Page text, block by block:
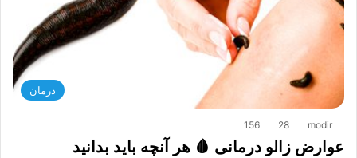
درمان
modir
28
156
عوارض زالو درمانی 🩸 هر آنچه باید بدانید